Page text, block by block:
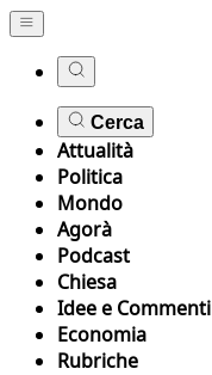
Cerca
Attualità
Politica
Mondo
Agorà
Podcast
Chiesa
Idee e Commenti
Economia
Rubriche